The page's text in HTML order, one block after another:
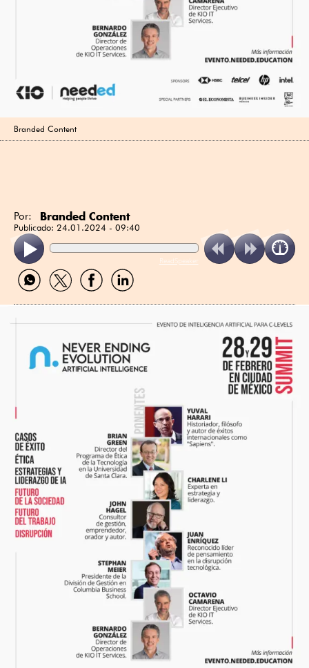
Branded Content
Por: Branded Content
Publicado: 24.01.2024 - 09:40
ReadSpeaker
Compartir
por
Compartir
por
Compartir
por
Compartir
por